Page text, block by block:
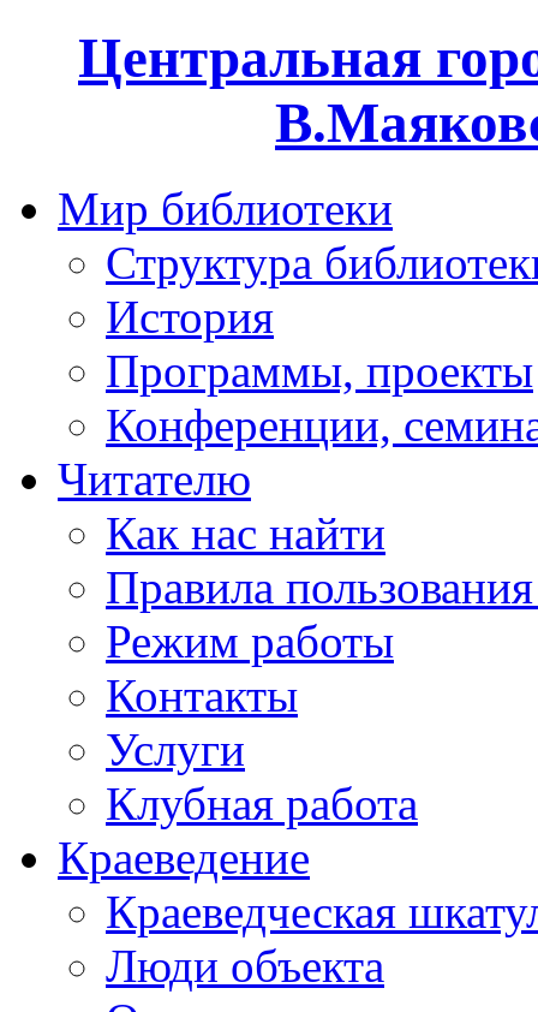
Центральная
Мир библиотеки
Структура
История
Программы, проекты
Конференции,
Читателю
Как нас найти
Правила
Режим работы
Контакты
Услуги
Клубная работа
Краеведение
Краеведческая
Люди объекта